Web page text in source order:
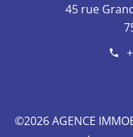
45 rue
©2026 AGENCE